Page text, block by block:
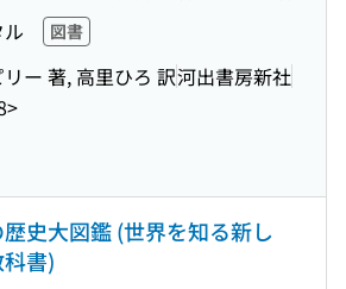
図書
ー 著, 高里ひろ 訳河出書房新社
史大図鑑 (世界を知る新し
書)